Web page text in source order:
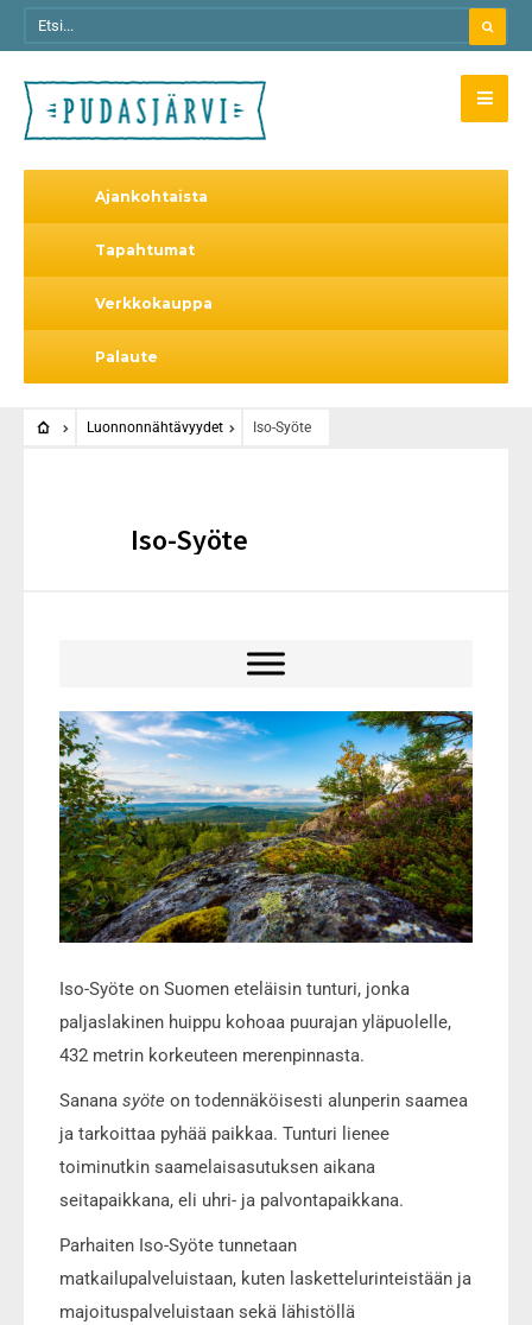
Ajankohtaista
Tapahtumat
Verkkokauppa
Palaute
Luonnonnähtävyydet Iso-Syöte
Iso-Syöte
Iso-Syöte on Suomen eteläisin tunturi, jonka
paljaslakinen huippu kohoaa puurajan yläpuolelle,
432 metrin korkeuteen merenpinnasta.
Sanana syöte on todennäköisesti alunperin saamea
ja tarkoittaa pyhää paikkaa. Tunturi lienee
toiminutkin saamelaisasutuksen aikana
seitapaikkana, eli uhri- ja palvontapaikkana.
Parhaiten Iso-Syöte tunnetaan
matkailupalveluistaan, kuten laskettelurinteistään ja
majoituspalveluistaan sekä lähistöllä